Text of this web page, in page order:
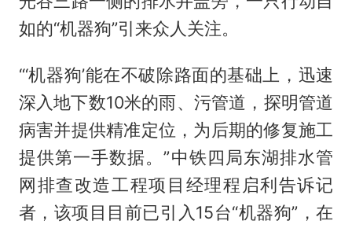
如的“机器狗”引来众人关注。
“‘机器狗’能在不破除路面的基础上，迅速
深入地下数10米的雨、污管道，探明管道
病害并提供精准定位，为后期的修复施工
提供第一手数据。”中铁四局东湖排水管
网排查改造工程项目经理程启利告诉记
者，该项目目前已引入15台“机器狗”，在